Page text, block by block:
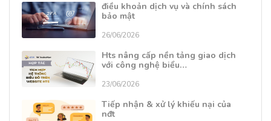
điều khoản dịch vụ và chính sách
bảo mật
26/06/2026
Hts nâng cấp nền tảng giao dịch
với công nghệ biểu…
23/06/2026
Tiếp nhận & xử lý khiếu nại của
nđt